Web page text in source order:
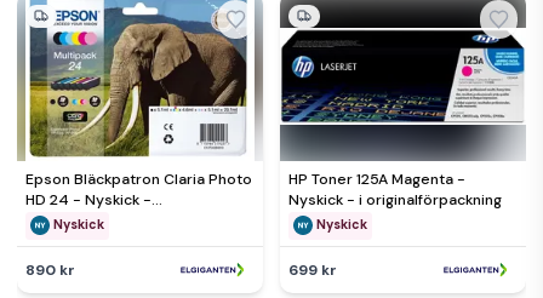
Epson Bläckpatron Claria Photo
HD 24 - Nyskick -
originalförpackning saknas
Nyskick
890 kr
HP Toner 125A Magenta -
Nyskick - i originalförpackning
Nyskick
699 kr